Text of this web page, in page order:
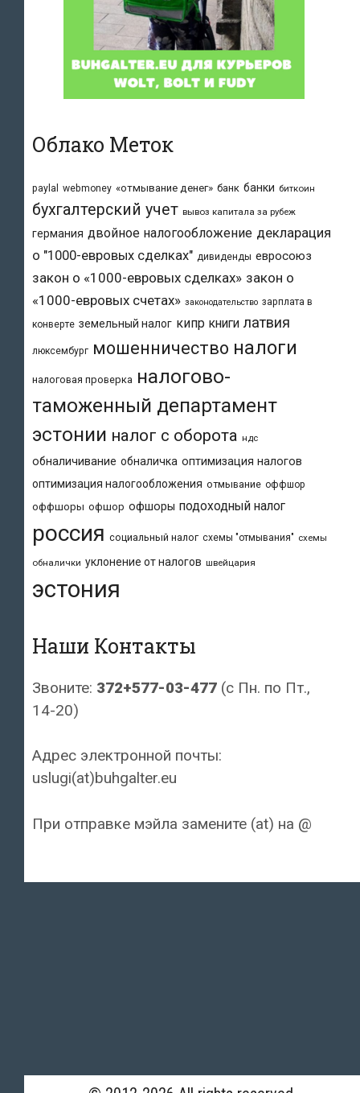
Облако Меток
paylal webmoney «отмывание денег» банк банки биткоин
бухгалтерский учет вывоз капитала за рубеж
германия двойное налогообложение декларация
о "1000-евровых сделках" дивиденды евросоюз
закон о «1000-евровых сделках» закон о
«1000-евровых счетах» законодательство зарплата в
конверте земельный налог кипр книги латвия
люксембург мошенничество налоги
налоговая проверка налогово-
таможенный департамент
эстонии налог с оборота ндс
обналичивание обналичка оптимизация налогов
оптимизация налогообложения отмывание оффшор
оффшоры офшор офшоры подоходный налог
россия социальный налог схемы "отмывания" схемы
обналички уклонение от налогов швейцария
эстония
Наши Контакты
Звоните: 372+577-03-477 (с Пн. по Пт.,
14-20)
Адрес электронной почты:
uslugi(at)buhgalter.eu
При отправке мэйла замените (at) на @